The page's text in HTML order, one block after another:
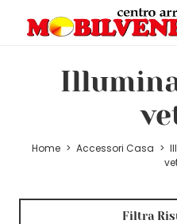
Home > Accessori Casa >
Filtra